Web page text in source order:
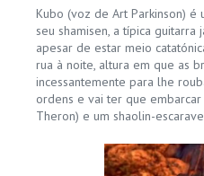
Kubo (voz de Art Parkinson)
seu shamisen, a típica
apesar de estar meio
rua à noite, altura em que as
incessantemente para lhe
ordens e vai ter que
Theron) e um shaolin-